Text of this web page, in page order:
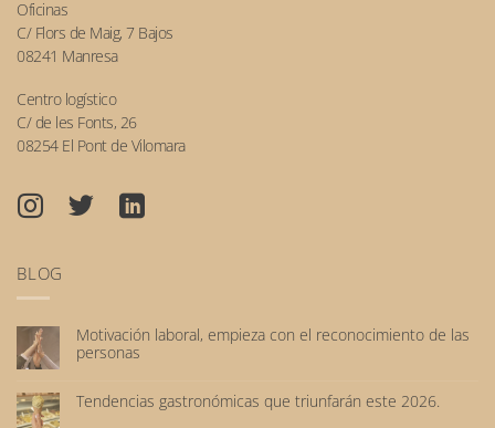
Oficinas
C/ Flors de Maig, 7 Bajos
08241 Manresa
Centro logístico
C/ de les Fonts, 26
08254 El Pont de Vilomara
BLOG
Motivación laboral, empieza con el reconocimiento de las
personas
hay
comentarios
Tendencias gastronómicas que triunfarán este 2026.